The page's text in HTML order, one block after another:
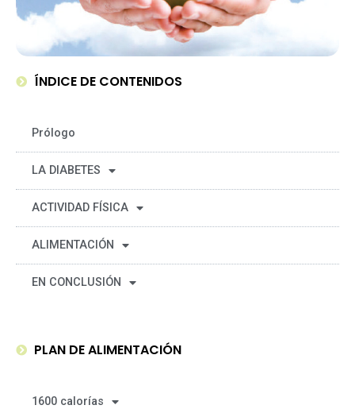
ÍNDICE DE CONTENIDOS
Prólogo
LA DIABETES
ACTIVIDAD FÍSICA
ALIMENTACIÓN
EN CONCLUSIÓN
PLAN DE ALIMENTACIÓN
1600 calorías